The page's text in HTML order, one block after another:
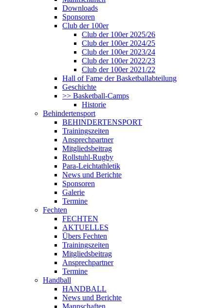
Downloads
Sponsoren
Club der 100er
Club der 100er 2025/26
Club der 100er 2024/25
Club der 100er 2023/24
Club der 100er 2022/23
Club der 100er 2021/22
Hall of Fame der Basketballabteilung
Geschichte
>> Basketball-Camps
Historie
Behindertensport
BEHINDERTENSPORT
Trainingszeiten
Ansprechpartner
Mitgliedsbeitrag
Rollstuhl-Rugby
Para-Leichtathletik
News und Berichte
Sponsoren
Galerie
Termine
Fechten
FECHTEN
AKTUELLES
Übers Fechten
Trainingszeiten
Mitgliedsbeitrag
Ansprechpartner
Termine
Handball
HANDBALL
News und Berichte
Mannschaften